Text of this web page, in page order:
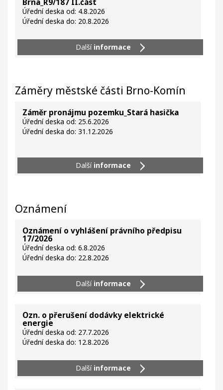
Brna_R9/187 II.část
Úřední deska od: 4.8.2026
Úřední deska do: 20.8.2026
Další informace
Záměry městské části Brno-Komín
Záměr pronájmu pozemku_Stará hasička
Úřední deska od: 25.6.2026
Úřední deska do: 31.12.2026
Další informace
Oznámení
Oznámení o vyhlášení právního předpisu
17/2026
Úřední deska od: 6.8.2026
Úřední deska do: 22.8.2026
Další informace
Ozn. o přerušení dodávky elektrické
energie
Úřední deska od: 27.7.2026
Úřední deska do: 12.8.2026
Další informace